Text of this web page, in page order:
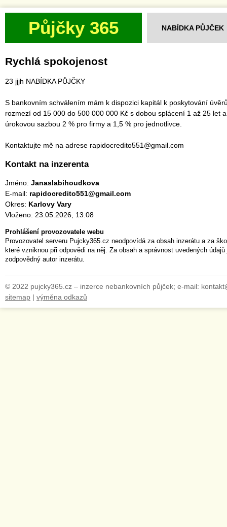
Půjčky 365 NABÍDKA PŮJČEK
Rychlá spokojenost
23 jjjh NABÍDKA PŮJČKY
S bankovním schválením mám k dispozici kapitál k poskytování
rozmezí od 15 000 do 500 000 000 Kč s dobou splácení 1 až 25 let a
úrokovou sazbou 2 % pro firmy a 1,5 % pro jednotlivce.
Kontaktujte mě na adrese rapidocredito551@gmail.com
Kontakt na inzerenta
Jméno: Janaslabihoudkova
E-mail: rapidocredito551@gmail.com
Okres: Karlovy Vary
Vloženo: 23.05.2026, 13:08
Prohlášení provozovatele webu
Provozovatel serveru Pujcky365.cz neodpovídá za obsah inzerátu a za
které vzniknou při odpovědi na něj. Za obsah a správnost uvedených
zodpovědný autor inzerátu.
© 2022 pujcky365.cz – inzerce nebankovních půjček; e-mail:
sitemap | výměna odkazů